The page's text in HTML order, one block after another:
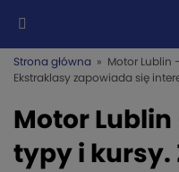
Strona główna » Motor Lublin
Ekstraklasy zapowiada się
Motor
typy i kursy.